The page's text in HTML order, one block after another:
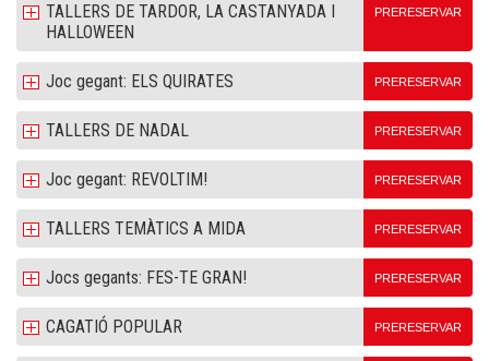
TALLERS DE TARDOR, LA CASTANYADA I
HALLOWEEN
PRERESERVAR
Joc gegant: ELS QUIRATES PRERESERVAR
TALLERS DE NADAL PRERESERVAR
Joc gegant: REVOLTIM! PRERESERVAR
TALLERS TEMÀTICS A MIDA PRERESERVAR
Jocs gegants: FES-TE GRAN! PRERESERVAR
CAGATIÓ POPULAR PRERESERVAR